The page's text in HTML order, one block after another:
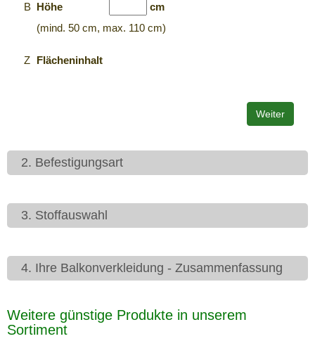
B Höhe
cm
(mind. 50 cm, max. 110 cm)
Z Flächeninhalt
2. Befestigungsart
3. Stoffauswahl
4. Ihre Balkonverkleidung - Zusammenfassung
Weitere günstige Produkte in unserem
Sortiment